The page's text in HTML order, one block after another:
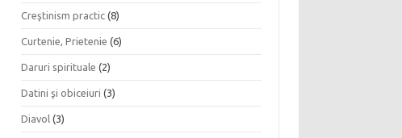
Creştinism practic (8)
Curtenie, Prietenie (6)
Daruri spirituale (2)
Datini şi obiceiuri (3)
Diavol (3)